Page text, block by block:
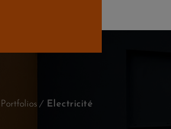
Portfolios Electricité